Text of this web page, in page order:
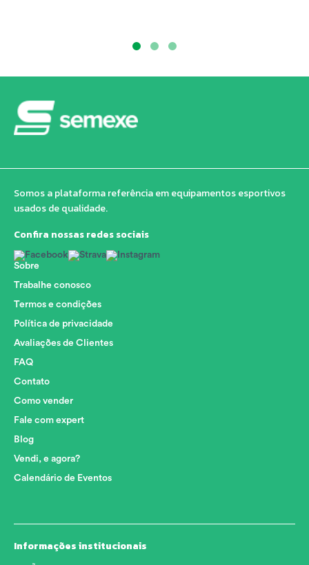
Somos a plataforma referência em equipamentos esportivos
usados de qualidade.
Confira nossas redes sociais
Sobre
Trabalhe conosco
Termos e condições
Política de privacidade
Avaliações de Clientes
FAQ
Contato
Como vender
Fale com expert
Blog
Vendi, e agora?
Calendário de Eventos
Informações institucionais